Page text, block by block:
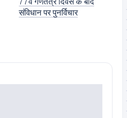
संविधान पर पुनर्विचार